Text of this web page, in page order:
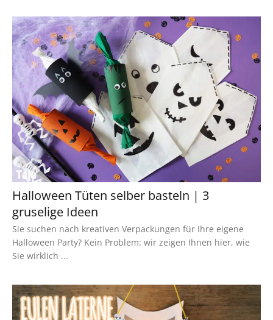
Halloween Tüten selber basteln | 3
gruselige Ideen
Sie suchen nach kreativen Verpackungen für Ihre eigene
Halloween Party? Kein Problem: wir zeigen Ihnen hier, wie
Sie wirklich ...